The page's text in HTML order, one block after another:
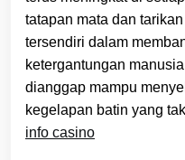
tatapan mata dan
tersendiri dalam
ketergantungan
dianggap mampu
kegelapan batin yang
info casino